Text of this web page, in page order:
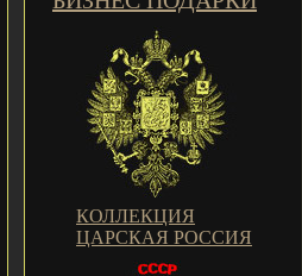
КОЛЛЕКЦИЯ
ЦАРСКАЯ РОССИЯ